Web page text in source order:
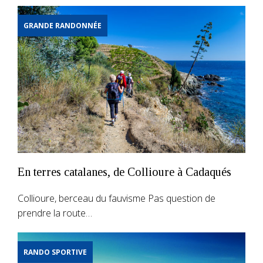
GRANDE RANDONNÉE
En terres catalanes, de Collioure à Cadaqués
Collioure, berceau du fauvisme Pas question de
prendre la route…
RANDO SPORTIVE